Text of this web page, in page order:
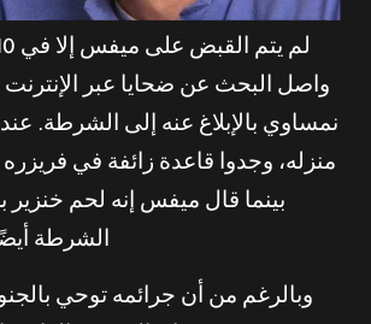
واصل البحث عن ضحايا عبر
نمساوي بالإبلاغ عنه إلى الشرطة.
منزله، وجدوا قاعدة زائفة في
بينما قال ميفس إنه لحم
الشرطة
وبالرغم من أن جرائمه توحي